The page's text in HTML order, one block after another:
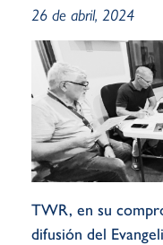
26 de abril, 2024
TWR, en su
difusión del